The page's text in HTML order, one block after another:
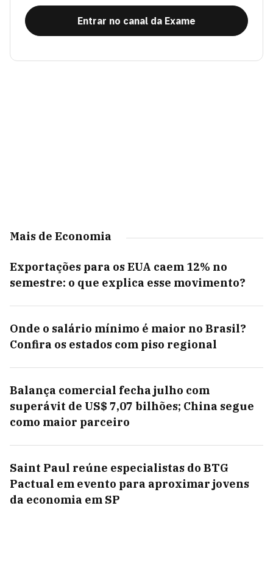
Entrar no canal da Exame
Mais de Economia
Exportações para os EUA caem 12% no
semestre: o que explica esse movimento?
Onde o salário mínimo é maior no Brasil?
Confira os estados com piso regional
Balança comercial fecha julho com
superávit de US$ 7,07 bilhões; China segue
como maior parceiro
Saint Paul reúne especialistas do BTG
Pactual em evento para aproximar jovens
da economia em SP